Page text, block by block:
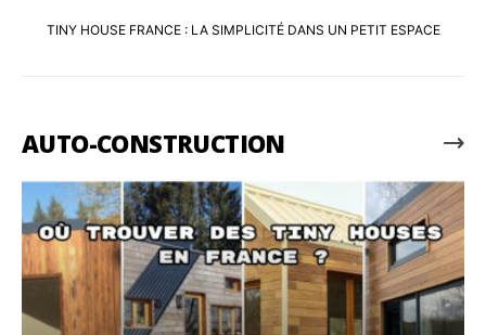
TINY HOUSE FRANCE : LA SIMPLICITÉ DANS UN PETIT ESPACE
AUTO-CONSTRUCTION